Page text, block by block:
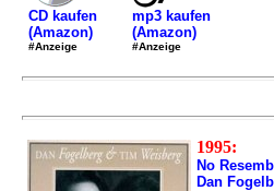
CD kaufen
(Amazon)
#Anzeige
mp3 kaufen
(Amazon)
#Anzeige
1995:
No
Dan